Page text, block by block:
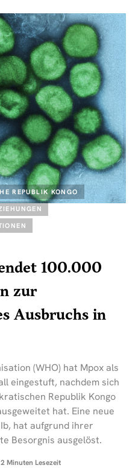
REPUBLIK KONGO
100.000
zur
Ausbruchs in
(WHO) hat Mpox als
eingestuft, nachdem sich
Republik Kongo
hat. Eine neue
hat aufgrund ihrer
Besorgnis ausgelöst.
2 Minuten Lesezeit